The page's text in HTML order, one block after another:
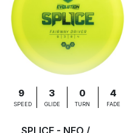
9
SPEED
3
GLIDE
0
TURN
4
FADE
SPLICE - NEO /